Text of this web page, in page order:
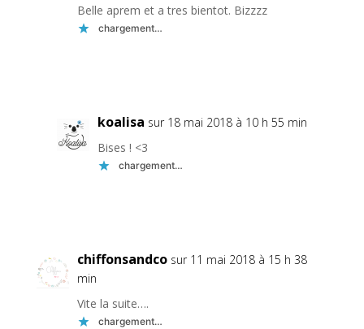
Belle aprem et a tres bientot. Bizzzz
chargement…
koalisa sur 18 mai 2018 à 10 h 55 min
Bises ! <3
chargement…
chiffonsandco sur 11 mai 2018 à 15 h 38
min
Vite la suite….
chargement…